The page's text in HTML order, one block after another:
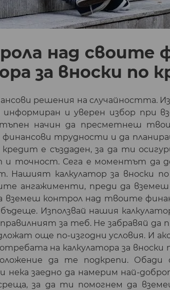
над своите
за вноски по
решения на случайността.
и уверен избор при
начин да пресметнеш
финансови трудности и да
кредит е създаден, за да ти
и точност. Сега е моментът да
Нашият калкулатор за вноски
ангажименти, преди да вземеш
вземеш контрол над твоите
Използвай нашия
за теб. Не забравяй
още по-изгодни условия. И
на калкулатора за
да те подкрепи.
нека заедно да намерим най-
за да ти помогнем да